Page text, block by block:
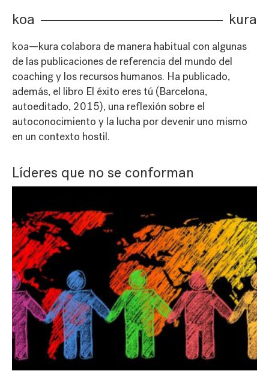
koa kura
koa—kura colabora de manera habitual con algunas
de las publicaciones de referencia del mundo del
coaching y los recursos humanos. Ha publicado,
además, el libro El éxito eres tú (Barcelona,
autoeditado, 2015), una reflexión sobre el
autoconocimiento y la lucha por devenir uno mismo
en un contexto hostil.
Líderes que no se conforman